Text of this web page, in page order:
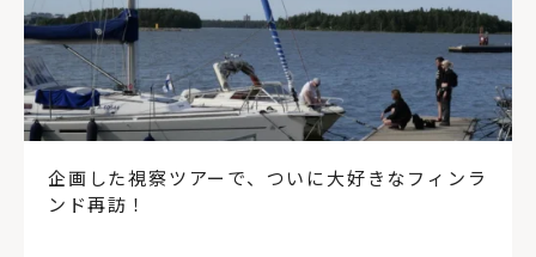
企画した視察ツアーで、ついに大好きなフィンラ
ンド再訪！